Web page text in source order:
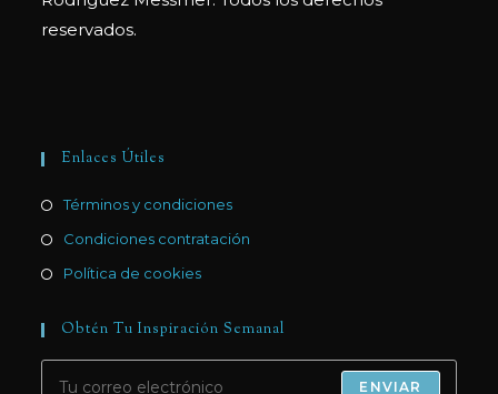
reservados.
Enlaces Útiles
Términos y condiciones
Condiciones contratación
Política de cookies
Obtén Tu Inspiración Semanal
ENVIAR